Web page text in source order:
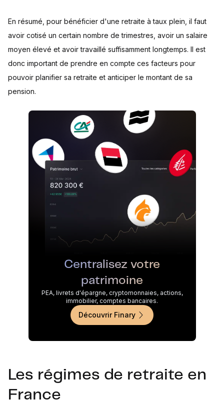
En résumé, pour bénéficier d'une retraite à taux plein, il faut
avoir cotisé un certain nombre de trimestres, avoir un salaire
moyen élevé et avoir travaillé suffisamment longtemps. Il est
donc important de prendre en compte ces facteurs pour
pouvoir planifier sa retraite et anticiper le montant de sa
pension.
Centralisez votre
patrimoine
PEA, livrets d'épargne, cryptomonnaies, actions,
immobilier, comptes bancaires.
Découvrir Finary
Les régimes de retraite en
France